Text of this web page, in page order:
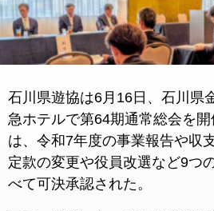
石川県遊協は6月16日、石川県
急ホテルで第64期通常総会を
は、令和7年度の事業報告や収
定款の変更や役員改選など9つ
べて可決承認された。